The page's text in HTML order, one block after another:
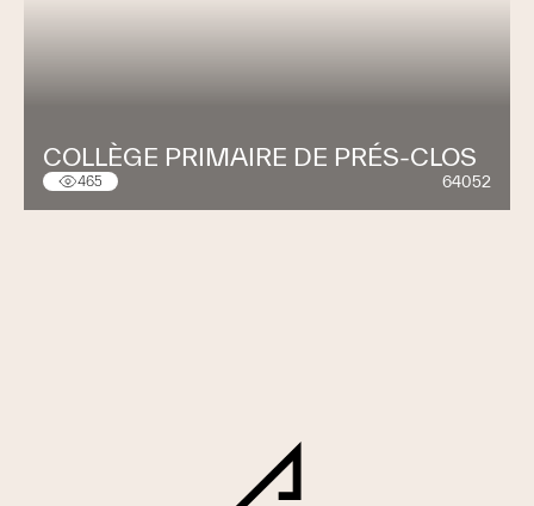
COLLÈGE PRIMAIRE DE PRÉS-CLOS
465 64052